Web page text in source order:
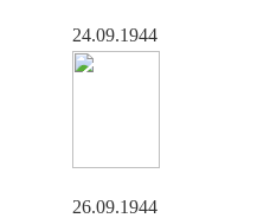
24.09.1944
26.09.1944